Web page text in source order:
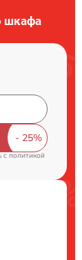
шкафа
cполитикой